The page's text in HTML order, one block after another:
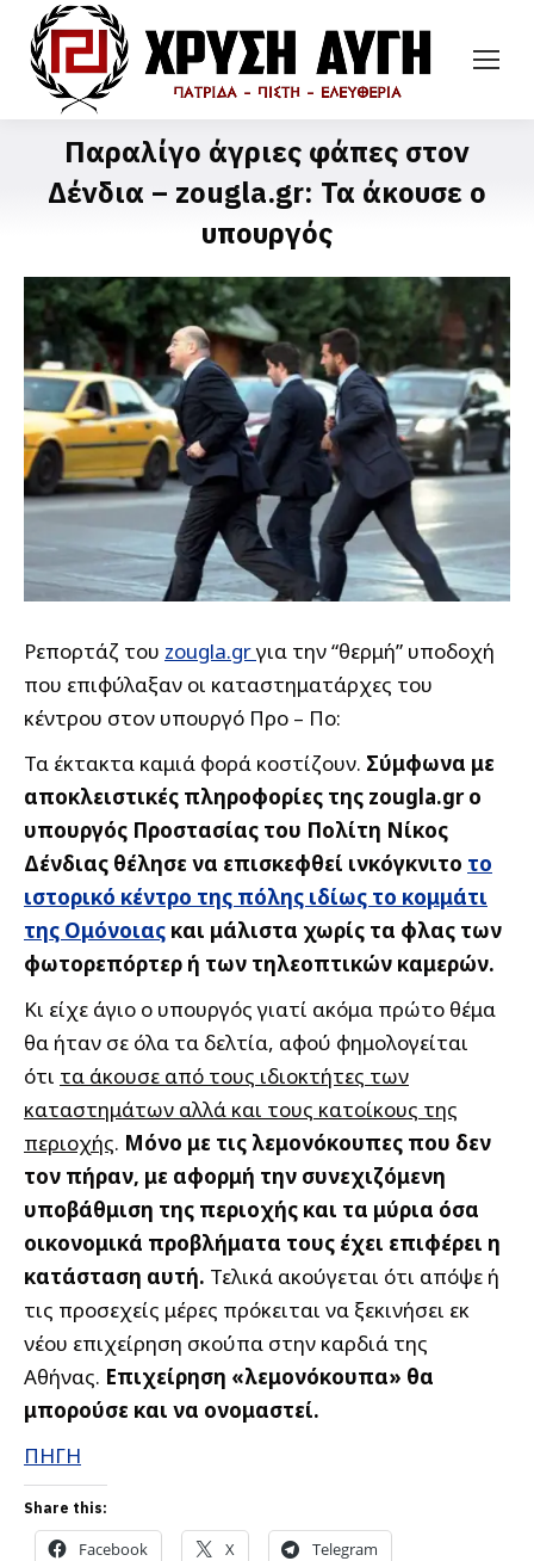
Παραλίγο άγριες φάπες στον
Δένδια – zougla.gr: Τα άκουσε ο
υπουργός
Ρεπορτάζ του zougla.grγια την “θερμή” υποδοχή
που επιφύλαξαν οι καταστηματάρχες του
κέντρου στον υπουργό Προ – Πο:
Τα έκτακτα καμιά φορά κοστίζουν. Σύμφωνα με
αποκλειστικές πληροφορίες της zougla.gr ο
υπουργός Προστασίας του Πολίτη Νίκος
Δένδιας θέλησε να επισκεφθεί ινκόγκνιτο το
ιστορικό κέντρο της πόλης ιδίως το κομμάτι
της Ομόνοιας και μάλιστα χωρίς τα φλας των
φωτορεπόρτερ ή των τηλεοπτικών καμερών.
Κι είχε άγιο ο υπουργός γιατί ακόμα πρώτο θέμα
θα ήταν σε όλα τα δελτία, αφού φημολογείται
ότι τα άκουσε από τους ιδιοκτήτες των
καταστημάτων αλλά και τους κατοίκους της
περιοχής. Μόνο με τις λεμονόκουπες που δεν
τον πήραν, με αφορμή την συνεχιζόμενη
υποβάθμιση της περιοχής και τα μύρια όσα
οικονομικά προβλήματα τους έχει επιφέρει η
κατάσταση αυτή. Τελικά ακούγεται ότι απόψε ή
τις προσεχείς μέρες πρόκειται να ξεκινήσει εκ
νέου επιχείρηση σκούπα στην καρδιά της
Αθήνας. Επιχείρηση «λεμονόκουπα» θα
μπορούσε και να ονομαστεί.
ΠΗΓΗ
Share this:
Facebook X Telegram